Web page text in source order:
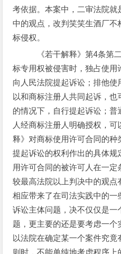
考依据。本案中，二审法院
中的观点，改判笑笑生酒厂
标侵权。
《若干解释》第4条第
标专用权被侵害时，独占使用
向人民法院提起诉讼；排他
以和商标注册人共同起诉，
的情况下，自行提起诉讼；
人经商标注册人明确授权，可
释》对商标使用许可合同的种
提起诉讼的权利作出的具体规
用许可合同的被许可人在一定
较最高法院以上判决中的观
相应带来了在司法实践中的一
诉讼主体问题，决不仅仅是一
题，更主要的还是要考虑一
以法院在确定某一个案件究
则时，不能单纯地考虑程序